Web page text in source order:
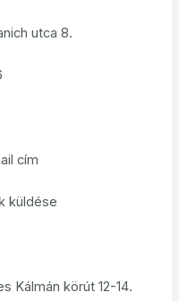
utca 8.
cím
küldése
Kálmán körút 12-14.